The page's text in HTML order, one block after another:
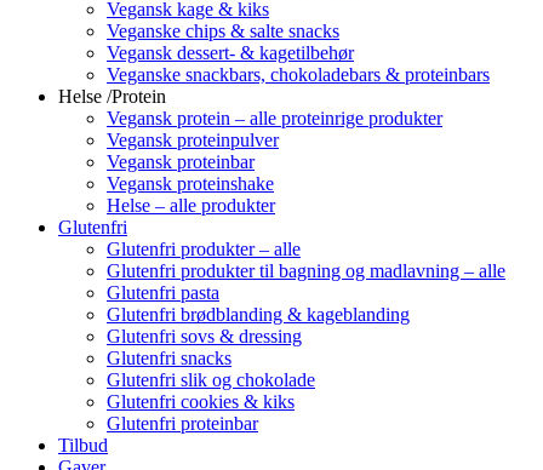
Vegansk kage & kiks
Veganske chips & salte snacks
Vegansk dessert- & kagetilbehør
Veganske snackbars, chokoladebars & proteinbars
Helse /Protein
Vegansk protein – alle proteinrige produkter
Vegansk proteinpulver
Vegansk proteinbar
Vegansk proteinshake
Helse – alle produkter
Glutenfri
Glutenfri produkter – alle
Glutenfri produkter til bagning og madlavning – alle
Glutenfri pasta
Glutenfri brødblanding & kageblanding
Glutenfri sovs & dressing
Glutenfri snacks
Glutenfri slik og chokolade
Glutenfri cookies & kiks
Glutenfri proteinbar
Tilbud